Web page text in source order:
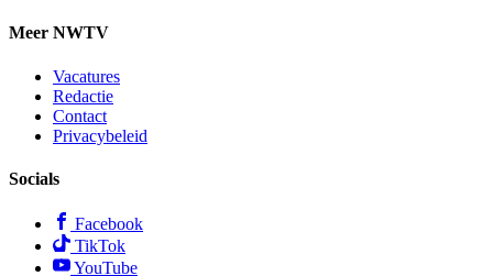
Meer NWTV
Vacatures
Redactie
Contact
Privacybeleid
Socials
Facebook
TikTok
YouTube